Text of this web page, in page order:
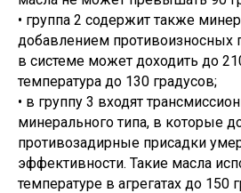
• группа 2 содержит также
добавлением противоизносных
в системе может доходить до
температура до 130 градусов;
• в группу 3 входят
минерального типа, в которые
противозадирные присадки
эффективности. Такие масла
температуре в агрегатах до 150